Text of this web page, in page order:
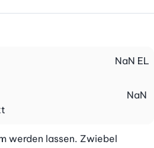
NaN EL
NaN
werden lassen. Zwiebel